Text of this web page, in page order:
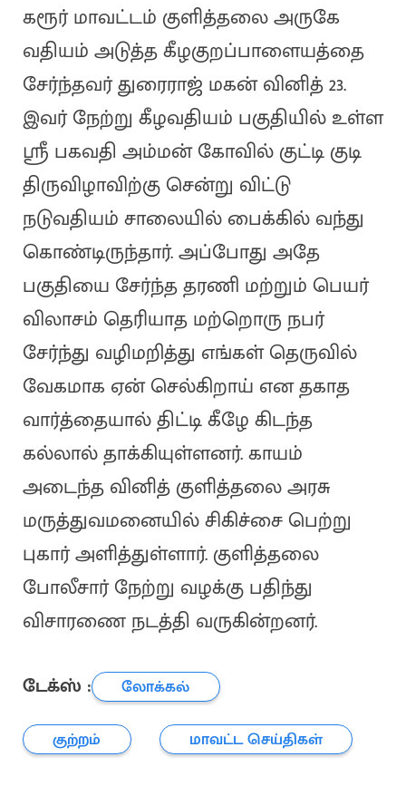
கரூர் மாவட்டம் குளித்தலை அருகே
வதியம் அடுத்த கீழகுறப்பாளையத்தை
சேர்ந்தவர் துரைராஜ் மகன் வினித் 23.
இவர் நேற்று கீழவதியம் பகுதியில் உள்ள
ஸ்ரீ பகவதி அம்மன் கோவில் குட்டி குடி
திருவிழாவிற்கு சென்று விட்டு
நடுவதியம் சாலையில் பைக்கில் வந்து
கொண்டிருந்தார். அப்போது அதே
பகுதியை சேர்ந்த தரணி மற்றும் பெயர்
விலாசம் தெரியாத மற்றொரு நபர்
சேர்ந்து வழிமறித்து எங்கள் தெருவில்
வேகமாக ஏன் செல்கிறாய் என தகாத
வார்த்தையால் திட்டி கீழே கிடந்த
கல்லால் தாக்கியுள்ளனர். காயம்
அடைந்த வினித் குளித்தலை அரசு
மருத்துவமனையில் சிகிச்சை பெற்று
புகார் அளித்துள்ளார். குளித்தலை
போலீசார் நேற்று வழக்கு பதிந்து
விசாரணை நடத்தி வருகின்றனர்.
டேக்ஸ் :
லோக்கல்
குற்றம்
மாவட்ட செய்திகள்